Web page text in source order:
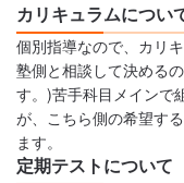
カリキュラムについ
個別指導なので、カリ
塾側と相談して決める
す。)苦手科目メインで
が、こちら側の希望す
ます。
定期テストについて